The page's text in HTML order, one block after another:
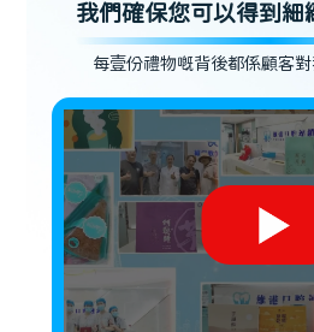
我們確保您可以得到細
每壹份禮物嘅背後都係顧客